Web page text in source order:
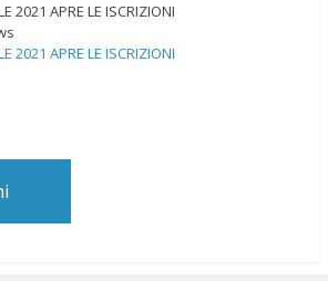
2021 APRE LE ISCRIZIONI
2021 APRE LE ISCRIZIONI